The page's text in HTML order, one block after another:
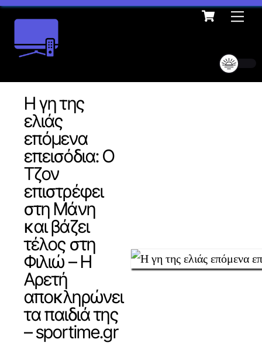
Skip
content
Cart
Η γη της
ελιάς
επόμενα
επεισόδια: Ο
Τζον
επιστρέφει
στη Μάνη
και βάζει
τέλος στη
Φιλιώ – Η
Αρετή
αποκληρώνει
τα παιδιά της
– sportime.gr